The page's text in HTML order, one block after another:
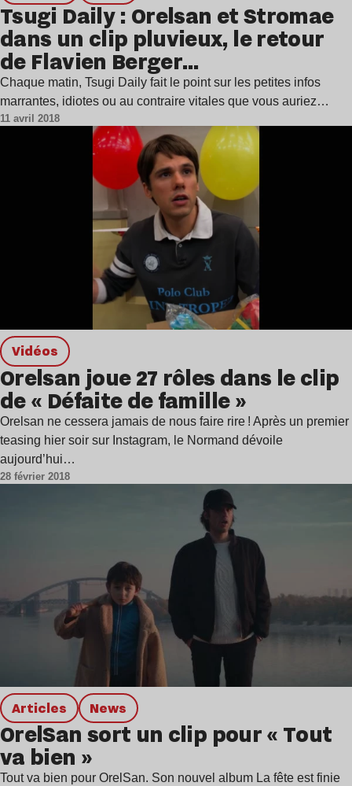
Tsugi Daily : Orelsan et Stromae
dans un clip pluvieux, le retour
de Flavien Berger…
Chaque matin, Tsugi Daily fait le point sur les petites infos
marrantes, idiotes ou au contraire vitales que vous auriez…
11 avril 2018
Vidéos
Orelsan joue 27 rôles dans le clip
de « Défaite de famille »
Orelsan ne cessera jamais de nous faire rire ! Après un premier
teasing hier soir sur Instagram, le Normand dévoile
aujourd’hui…
28 février 2018
Articles news
OrelSan sort un clip pour « Tout
va bien »
Tout va bien pour OrelSan. Son nouvel album La fête est finie